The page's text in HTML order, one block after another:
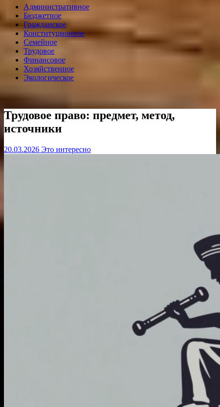
Административное
Бюджетное
Гражданское
Конституционное
Семейное
Трудовое
Финансовое
Хозяйственное
Экологическое
Трудовое право: предмет, метод,
источники
20.03.2026 Это интересно